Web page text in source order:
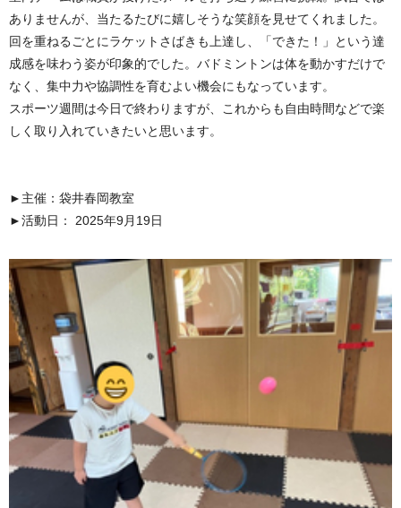
ありませんが、当たるたびに嬉しそうな笑顔を見せてくれました。
回を重ねるごとにラケットさばきも上達し、「できた！」という達
成感を味わう姿が印象的でした。バドミントンは体を動かすだけで
なく、集中力や協調性を育むよい機会にもなっています。
スポーツ週間は今日で終わりますが、これからも自由時間などで楽
しく取り入れていきたいと思います。
►主催：袋井春岡教室
►活動日： 2025年9月19日